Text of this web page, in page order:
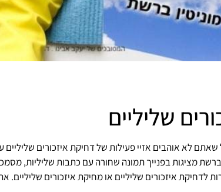
שליליים
לא אוהבים אזיי פעילות של דחיקת איזכורים שליליים
מציגות בפנייך תמונה שחורה עם כתבות שליליות,
לדחיקת איזכורים שליליים או מחיקת איזכורים שליליים.